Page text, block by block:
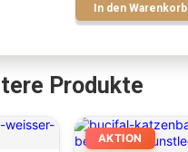
In den Warenkorb
Produkte
AKTION